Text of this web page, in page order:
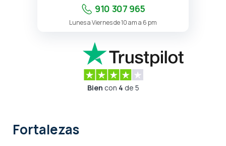
910 307 965
Lunes a Viernes de 10 am a 6 pm
Bien con 4 de 5
Fortalezas